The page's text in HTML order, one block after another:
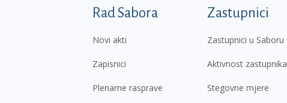
Podnožje prvi izbornik
Rad Sabora
Novi akti
Zapisnici
Plenarne rasprave
Zastupnici
Zastupnici u Saboru
Aktivnost zastupnika
Stegovne mjere